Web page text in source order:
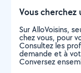
Vous cherchez
Sur AlloVoisins,
chez vous, pour
Consultez les
demande et à
Conversez